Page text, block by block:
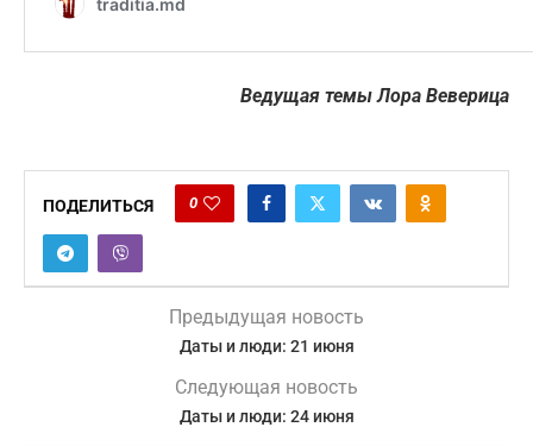
Ведущая темы Лора Веверица
ПОДЕЛИТЬСЯ 0
Предыдущая новость
Даты и люди: 21 июня
Следующая новость
Даты и люди: 24 июня